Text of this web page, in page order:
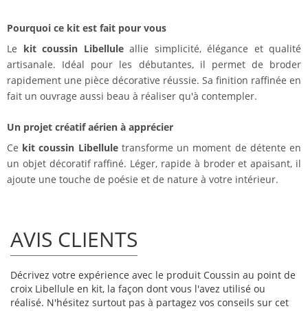
Pourquoi ce kit est fait pour vous
Le kit coussin Libelluleallie simplicité, élégance et qualité
artisanale. Idéal pour les débutantes, il permet de broder
rapidement une pièce décorative réussie. Sa finition raffinée en
fait un ouvrage aussi beau à réaliser qu'à contempler.
Un projet créatif aérien à apprécier
Ce kit coussin Libelluletransforme un moment de détente en
un objet décoratif raffiné. Léger, rapide à broder et apaisant, il
ajoute une touche de poésie et de nature à votre intérieur.
AVIS CLIENTS
Décrivez votre expérience avec le produit Coussin au point de
croix Libellule en kit, la façon dont vous l'avez utilisé ou
réalisé. N'hésitez surtout pas à partagez vos conseils sur cet